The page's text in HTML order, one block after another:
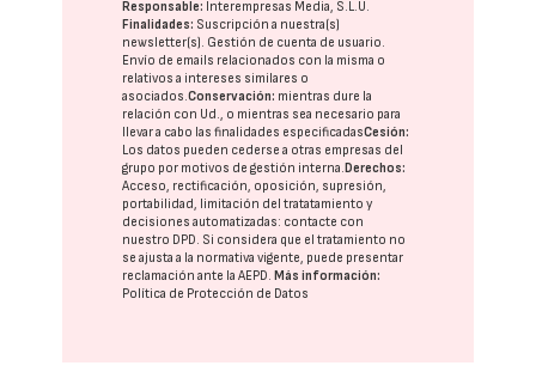
Responsable: Interempresas Media, S.L.U.
Finalidades: Suscripción a nuestra(s)
newsletter(s). Gestión de cuenta de usuario.
Envío de emails relacionados con la misma o
relativos a intereses similares o
asociados.Conservación: mientras dure la
relación con Ud., o mientras sea necesario para
llevar a cabo las finalidades especificadasCesión:
Los datos pueden cederse a otras empresas del
grupo por motivos de gestión interna.Derechos:
Acceso, rectificación, oposición, supresión,
portabilidad, limitación del tratatamiento y
decisiones automatizadas: contacte con
nuestro DPD. Si considera que el tratamiento no
se ajusta a la normativa vigente, puede presentar
reclamación ante laAEPD.Más información:
Política de Protección de Datos